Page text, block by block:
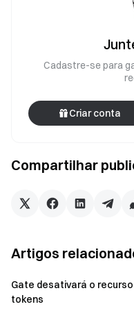
Compartilhar
Cadastre-se para
Criar conta
Artigos
Gate desativará o
tokens